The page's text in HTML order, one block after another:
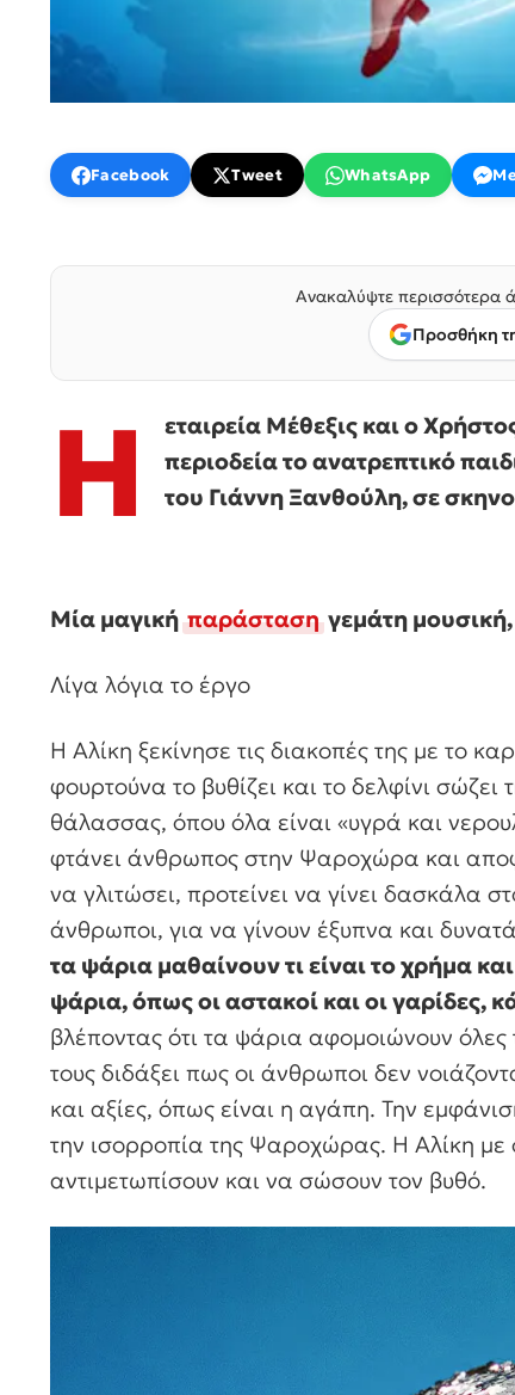
Facebook Tweet WhatsApp
Ανακαλύψτε περισσότερα
Προσθήκη
Η
εταιρεία Μέθεξις και ο
περιοδεία το ανατρεπτικό
του Γιάννη Ξανθούλη, σε
Μία μαγικήπαράστασηγεμάτη
Λίγα λόγια το έργο
Η Αλίκη ξεκίνησε τις διακοπές της με το
φουρτούνα το βυθίζει και το δελφίνι
θάλασσας, όπου όλα είναι «υγρά και
φτάνει άνθρωπος στην Ψαροχώρα και
να γλιτώσει, προτείνει να γίνει δασκάλα
άνθρωποι, για να γίνουν έξυπνα και
τα ψάρια μαθαίνουν τι είναι το χρήμα
ψάρια, όπως οι αστακοί και οι γαρίδες,
βλέποντας ότι τα ψάρια αφομοιώνουν
τους διδάξει πως οι άνθρωποι δεν
και αξίες, όπως είναι η αγάπη. Την
την ισορροπία της Ψαροχώρας. Η Αλίκη
αντιμετωπίσουν και να σώσουν τον βυθό.